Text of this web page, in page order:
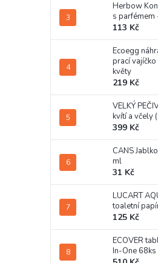
Herbow
s
113 Kč
Ecoegg
prací
květy
219 Kč
VELKÝ
kvítí a včely
399 Kč
CANS
ml
31 Kč
LUCART
toaletní
125 Kč
ECOVER
In-One 68ks